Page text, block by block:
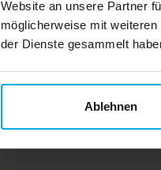
Website an unsere Partner
möglicherweise mit
der Dienste gesammelt
Ablehnen